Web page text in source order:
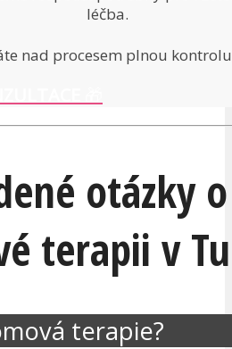
léčba.
nad procesem plnou
otázky o
terapii v
terapie?